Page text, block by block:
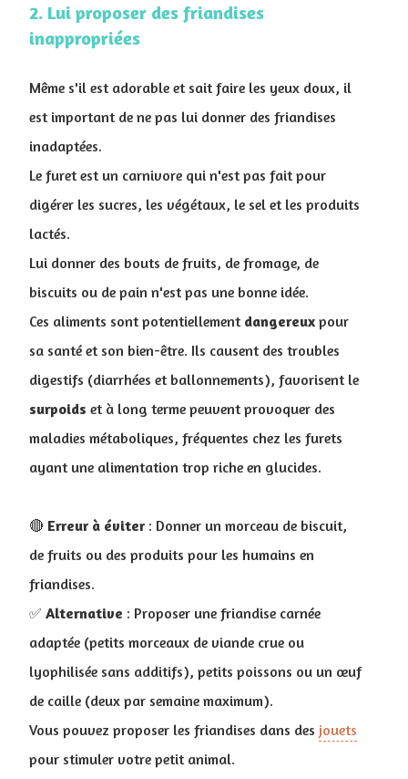
2. Lui proposer des friandises
inappropriées
Même s'il est adorable et sait faire les yeux doux, il
est important de ne pas lui donner des friandises
inadaptées.
Le furet est un carnivore qui n'est pas fait pour
digérer les sucres, les végétaux, le sel et les produits
lactés.
Lui donner des bouts de fruits, de fromage, de
biscuits ou de pain n'est pas une bonne idée.
Ces aliments sont potentiellement dangereux pour
sa santé et son bien-être. Ils causent des troubles
digestifs (diarrhées et ballonnements), favorisent le
surpoids et à long terme peuvent provoquer des
maladies métaboliques, fréquentes chez les furets
ayant une alimentation trop riche en glucides.
🔴 Erreur à éviter : Donner un morceau de biscuit,
de fruits ou des produits pour les humains en
friandises.
✅ Alternative : Proposer une friandise carnée
adaptée (petits morceaux de viande crue ou
lyophilisée sans additifs), petits poissons ou un œuf
de caille (deux par semaine maximum).
Vous pouvez proposer les friandises dans des jouets
pour stimuler votre petit animal.